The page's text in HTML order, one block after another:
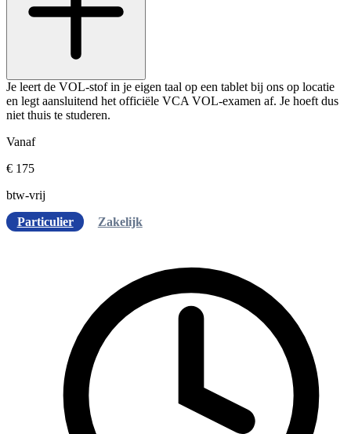
Je leert de VOL-stof in je eigen taal op een tablet bij ons op locatie
en legt aansluitend het officiële VCA VOL-examen af. Je hoeft dus
niet thuis te studeren.
Vanaf
€ 175
btw-vrij
Particulier
Zakelijk